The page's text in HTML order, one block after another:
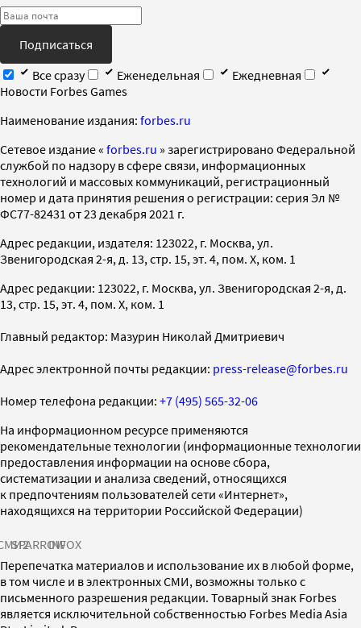
Подписаться
Все сразу
Еженедельная
Ежедневная
Новости Forbes Games
Наименование издания: forbes.ru
Cетевое издание « forbes.ru » зарегистрировано Федеральной
службой по надзору в сфере связи, информационных
технологий и массовых коммуникаций, регистрационный
номер и дата принятия решения о регистрации: серия Эл №
ФС77-82431 от 23 декабря 2021 г.
Адрес редакции, издателя: 123022, г. Москва, ул.
Звенигородская 2-я, д. 13, стр. 15, эт. 4, пом. X, ком. 1
Адрес редакции: 123022, г. Москва, ул. Звенигородская 2-я, д.
13, стр. 15, эт. 4, пом. X, ком. 1
Главный редактор: Мазурин Николай Дмитриевич
Адрес электронной почты редакции: press-release@forbes.ru
Номер телефона редакции: +7 (495) 565-32-06
На информационном ресурсе применяются
рекомендательные технологии (информационные технологии
предоставления информации на основе сбора,
систематизации и анализа сведений, относящихся
к предпочтениям пользователей сети «Интернет»,
находящихся на территории Российской Федерации)
SPARROWINFOX
Перепечатка материалов и использование их в любой форме,
в том числе и в электронных СМИ, возможны только с
письменного разрешения редакции. Товарный знак Forbes
является исключительной собственностью Forbes Media Asia